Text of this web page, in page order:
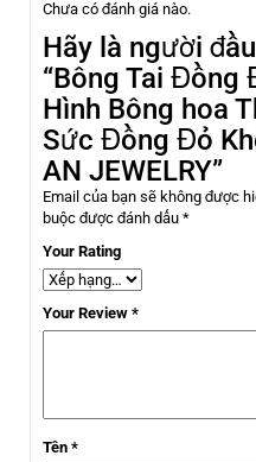
Chưa có đánh giá nào.
Hãy là người
“Bông Tai
Hình Bông hoa
Sức Đồng Đỏ
AN JEWELRY”
Email của bạn sẽ không được
buộc được đánh dấu *
Your Rating
Your Review *
Tên *